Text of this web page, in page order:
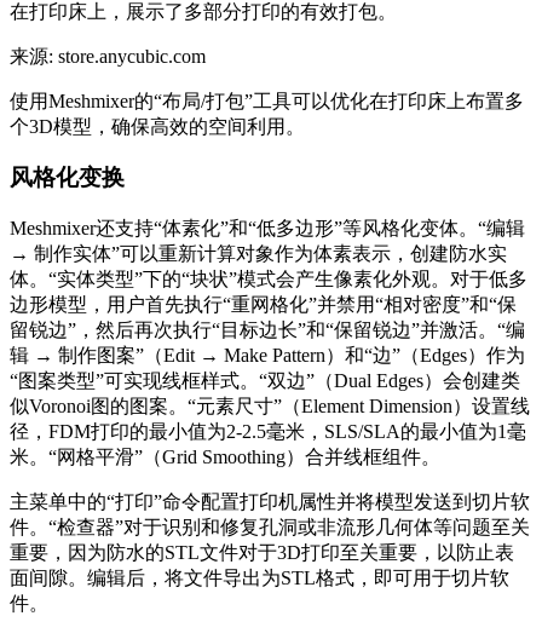
来源: store.anycubic.com
使用Meshmixer的“布局/打包”工具可以优化在打印床上布置多
个3D模型，确保高效的空间利用。
风格化变换
Meshmixer还支持“体素化”和“低多边形”等风格化变体。“编辑
→ 制作实体”可以重新计算对象作为体素表示，创建防水实
体。“实体类型”下的“块状”模式会产生像素化外观。对于低多
边形模型，用户首先执行“重网格化”并禁用“相对密度”和“保
留锐边”，然后再次执行“目标边长”和“保留锐边”并激活。“编
辑 → 制作图案”（Edit → Make Pattern）和“边”（Edges）作为
“图案类型”可实现线框样式。“双边”（Dual Edges）会创建类
似Voronoi图的图案。“元素尺寸”（Element Dimension）设置线
径，FDM打印的最小值为2-2.5毫米，SLS/SLA的最小值为1毫
米。“网格平滑”（Grid Smoothing）合并线框组件。
主菜单中的“打印”命令配置打印机属性并将模型发送到切片软
件。“检查器”对于识别和修复孔洞或非流形几何体等问题至关
重要，因为防水的STL文件对于3D打印至关重要，以防止表
面间隙。编辑后，将文件导出为STL格式，即可用于切片软
件。